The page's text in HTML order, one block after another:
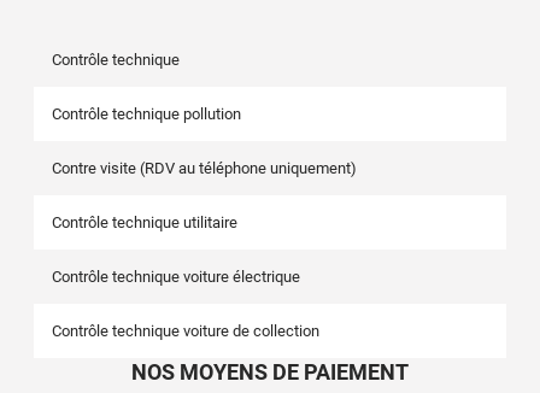
Contrôle technique
Contrôle technique pollution
Contre visite (RDV au téléphone uniquement)
Contrôle technique utilitaire
Contrôle technique voiture électrique
Contrôle technique voiture de collection
NOS MOYENS DE PAIEMENT